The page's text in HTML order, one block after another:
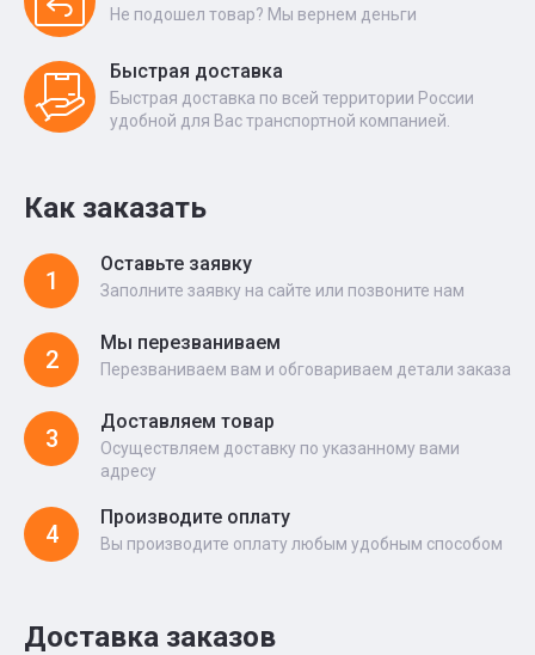
Не подошел товар? Мы вернем деньги
Быстрая доставка
Быстрая доставка по всей территории России
удобной для Вас транспортной компанией.
Как заказать
1
Оставьте заявку
Заполните заявку на сайте или позвоните нам
2
Мы перезваниваем
Перезваниваем вам и обговариваем детали заказа
3
Доставляем товар
Осуществляем доставку по указанному вами
адресу
4
Производите оплату
Вы производите оплату любым удобным способом
Доставка заказов